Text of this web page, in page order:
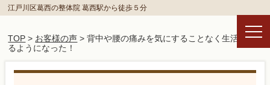
江戸川区葛西の整体院 葛西駅から徒歩５分
TOP > お客様の声 > 背中や腰の痛みを気にすることなく生活でき
るようになった！